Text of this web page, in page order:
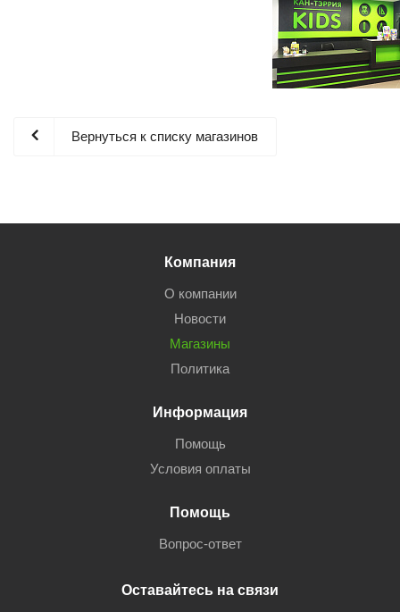
Вернуться к списку магазинов
Компания
О компании
Новости
Магазины
Политика
Информация
Помощь
Условия оплаты
Помощь
Вопрос-ответ
Оставайтесь на связи